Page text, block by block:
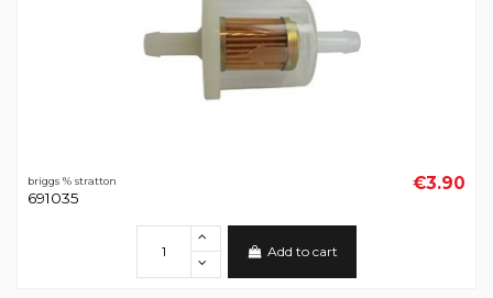
briggs % stratton
691035
€3.90
Add to cart